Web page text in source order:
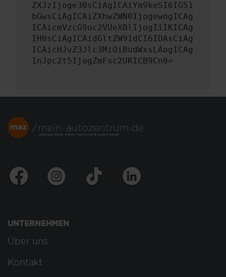
ZXJzIjoge30sCiAgICAiYm9keSI6IG51
bGwsCiAgICAiZXhwZWN0IjogewogICAg
ICAicmVzcG9uc2VUeXBlIjogIiIKICAg
IH0sCiAgICAidGltZW91dCI6IDAsCiAg
ICAicHJvZ3Jlc3MiOiBudWxsLAogICAg
InJpc2t5IjogZmFsc2UKICB9Cn0=
UNTERNEHMEN
Über uns
Kontakt